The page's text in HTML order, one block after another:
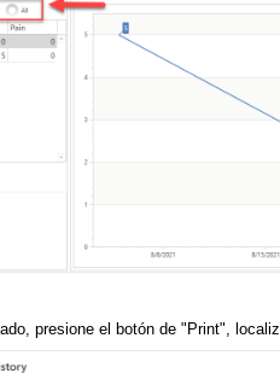
presione el botón de "Print",